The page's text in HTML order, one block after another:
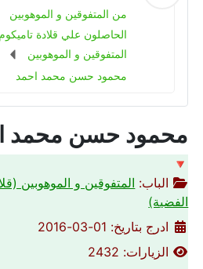
من المتفوقين و الموهوبين
الحاصلون علي قلادة
المتفوقين و الموهوبين
محمود حسن محمد احمد
محمود حسن محمد
🔻
الباب: المتفوقين و الموهوبين
الفضية)
ادرج بتاريخ: 01-03-2016
الزيارات: 2432